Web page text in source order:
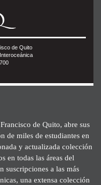
de Quito
de Quito, abre sus
de miles de estudiantes en
y actualizada colección
en todas las áreas del
suscripciones a las más
una extensa colección